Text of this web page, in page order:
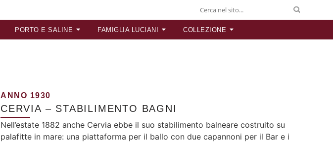
PORTO E SALINE FAMIGLIA LUCIANI COLLEZIONE
ANNO 1930
CERVIA – STABILIMENTO BAGNI
Nell’estate 1882 anche Cervia ebbe il suo stabilimento balneare costruito su
palafitte in mare: una piattaforma per il ballo con due capannoni per il Bar e i